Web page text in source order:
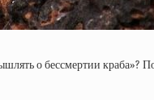
о бессмертии